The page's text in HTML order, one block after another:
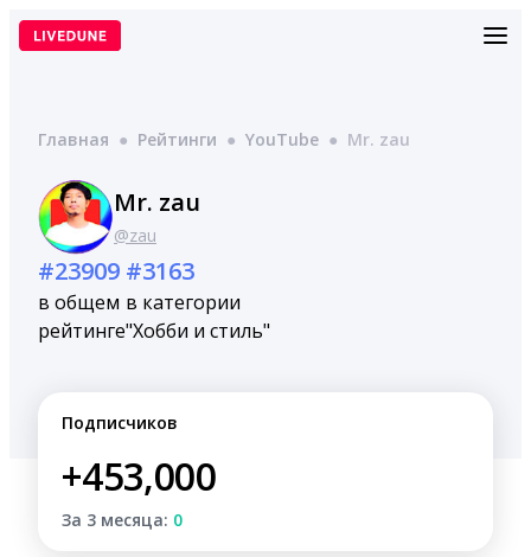
Перейти
Главная ● Рейтинги ● YouTube ● Mr. zau
Mr. zau
@zau
#23909
в общем
рейтинге
#3163
в категории
"Хобби и стиль"
Подписчиков
+453,000
За 3 месяца: 0